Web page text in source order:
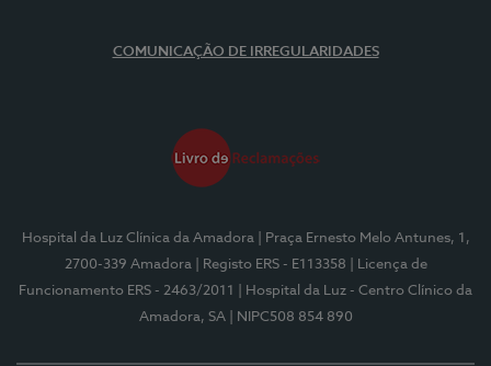
COMUNICAÇÃO DE IRREGULARIDADES
Hospital da Luz Clínica da Amadora
| Praça Ernesto Melo Antunes, 1,
2700-339 Amadora
| Registo ERS - E113358
| Licença de
Funcionamento ERS - 2463/2011
| Hospital da Luz - Centro Clínico da
Amadora, SA
| NIPC508 854 890